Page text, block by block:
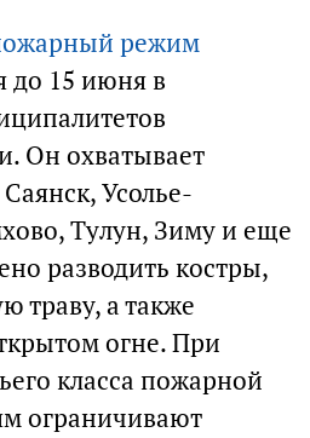
режим
до 15 июня в
Он охватывает
Усолье-
Тулун, Зиму и еще
разводить костры,
траву, а также
огне. При
класса пожарной
ограничивают